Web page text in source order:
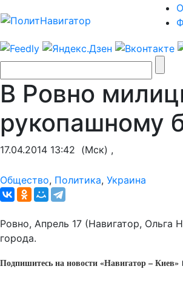
В Ровно
рукопашному
17.04.2014 13:42 (Мск) ,
Общество, Политика, Украина
Ровно, Апрель 17 (Навигатор, Ольга
города.
Подпишитесь на новости «Навигатор – Киев»